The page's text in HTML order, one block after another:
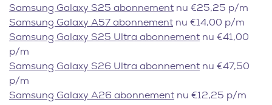
Samsung Galaxy S25 abonnement nu €25,25 p/m
Samsung Galaxy A57 abonnement nu €14,00 p/m
Samsung Galaxy S25 Ultra abonnement nu €41,00
p/m
Samsung Galaxy S26 Ultra abonnement nu €47,50
p/m
Samsung Galaxy A26 abonnement nu €12,25 p/m